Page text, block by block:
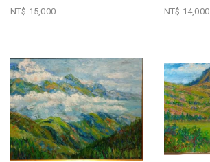
NT$ 15,000 NT$ 14,000